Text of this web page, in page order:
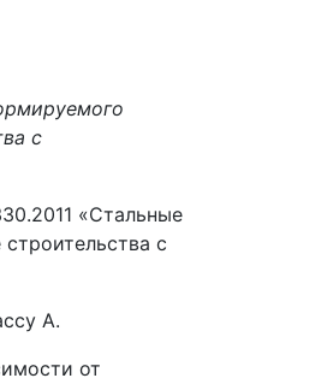
с
«Стальные
с
А.
от